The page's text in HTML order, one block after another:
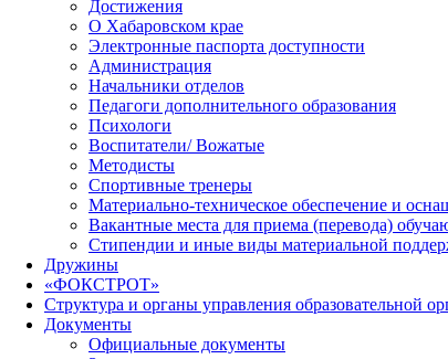
Достижения
О Хабаровском крае
Электронные паспорта доступности
Администрация
Начальники отделов
Педагоги дополнительного образования
Психологи
Воспитатели/ Вожатые
Методисты
Спортивные тренеры
Материально-техническое обеспечение и
Вакантные места для приема (перевода)
Стипендии и иные виды материальной
Дружины
«ФОКСТРОТ»
Структура и органы управления образовательной
Документы
Официальные документы